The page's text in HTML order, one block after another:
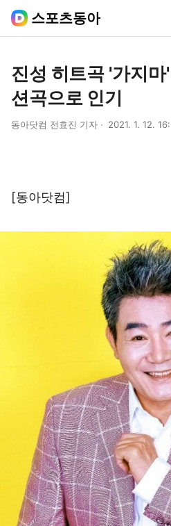
스포츠동아
진성 히트곡 '가지마
션곡으로 인기
동아닷컴 전효진 기자 2021. 1. 12.
[동아닷컴]